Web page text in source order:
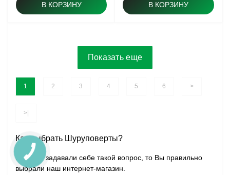
В КОРЗИНУ В КОРЗИНУ
Показать еще
1 2 3 4 5 6 >
>|
Как выбрать Шуруповерты?
Если Вы задавали себе такой вопрос, то Вы правильно
выбрали наш интернет-магазин.